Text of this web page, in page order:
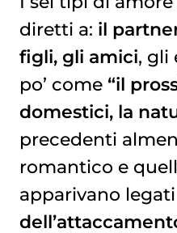
diretti a: il
figli, gli amici, gli
po’ come “il
domestici, la
precedenti
romantico e
apparivano